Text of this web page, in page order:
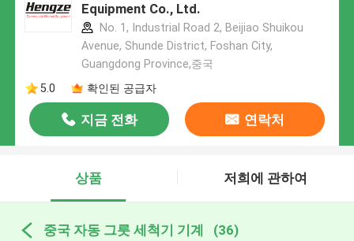
Equipment Co., Ltd.
No. 1, Industrial Road 2, Beijiao Shuikou
Avenue, Shunde District, Foshan City,
Guangdong Province,중국
5.0
확인된 공급자
지금 전화 연락처
상품 저희에 관하여
중국 자동 그릇 세척기 기계 (36)